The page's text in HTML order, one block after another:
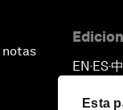
Esta
notas
EN ▪ES▪